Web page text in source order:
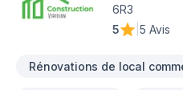
6R3
5
5 Avis
Rénovations de local